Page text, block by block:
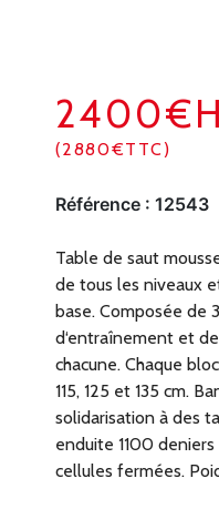
(2880€TTC)
Référence : 12543
Table de saut
de tous les niveaux
base. Composée de
d‘entraînement et
chacune. Chaque
115, 125 et 135 cm.
solidarisation à des
enduite 1100
cellules fermées.